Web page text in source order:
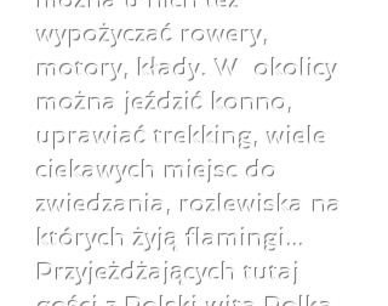
wypożyczać rowery,
motory, kłady. W okolicy
można jeździć konno,
uprawiać trekking, wiele
ciekawych miejsc do
zwiedzania, rozlewiska na
których żyją flamingi...
Przyjeżdżających tutaj